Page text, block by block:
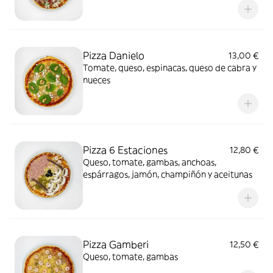
Pizza Danielo
13,00 €
Tomate, queso, espinacas, queso de cabra y
nueces
Pizza 6 Estaciones
12,80 €
Queso, tomate, gambas, anchoas,
espárragos, jamón, champiñón y aceitunas
Pizza Gamberi
12,50 €
Queso, tomate, gambas